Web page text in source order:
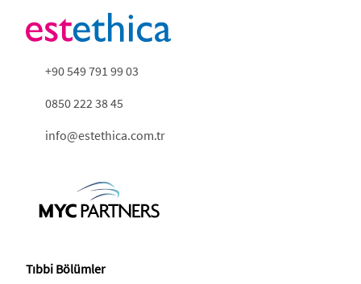
+90 549 791 99 03
0850 222 38 45
info@estethica.com.tr
Tıbbi Bölümler